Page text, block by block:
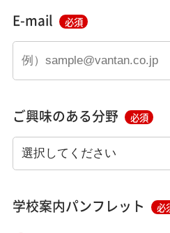
E-mail 必須
ご興味のある分野 必須
学校案内パンフレット 必